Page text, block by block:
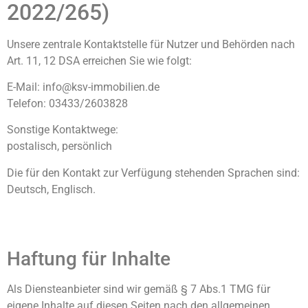
2022/265)
Unsere zentrale Kontaktstelle für Nutzer und Behörden nach
Art. 11, 12 DSA erreichen Sie wie folgt:
E-Mail: info@ksv-immobilien.de
Telefon: 03433/2603828
Sonstige Kontaktwege:
postalisch, persönlich
Die für den Kontakt zur Verfügung stehenden Sprachen sind:
Deutsch, Englisch.
Haftung für Inhalte
Als Diensteanbieter sind wir gemäß § 7 Abs.1 TMG für